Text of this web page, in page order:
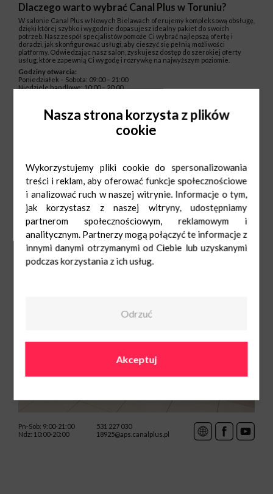
Dlaczego warto wybrać Canal Plus w Toruniu?
W salonie Canal Plus w Nowych Bielawach oferujemy kompleksową obsługę,
dzięki której szybko i wygodnie dopasujesz idealny pakiet do swoich
potrzeb. Nasz zespół specjalistów pomoże Ci wybrać najlepszą ofertę i
doradzi, jak skonfigurować usługi, aby cieszyć się pełnią możliwości
platformy. Odwiedzając nasz salon, zyskujesz dostęp do szerokiej oferty
usług, które zapewnią Ci wygodę i rozrywkę na najwyższym poziomie.
Godziny otwarcia:
Poniedziałek – Sobota: 09:00 – 21:00
Niedziele handlowe: 10:00 – 20:00
Pn-Sob: 9:00-21:00
Ndz: 10:00-20:00
531 227 030
18925@aps.canalplus.pl
Nasza strona korzysta z plików
cookie
Wykorzystujemy pliki cookie do spersonalizowania
treści i reklam, aby oferować funkcje społecznościowe
i analizować ruch w naszej witrynie. Informacje o tym,
jak korzystasz z naszej witryny, udostępniamy
partnerom społecznościowym, reklamowym i
analitycznym. Partnerzy mogą połączyć te informacje z
innymi danymi otrzymanymi od Ciebie lub uzyskanymi
podczas korzystania z ich usług.
Odrzuć
Akceptuj